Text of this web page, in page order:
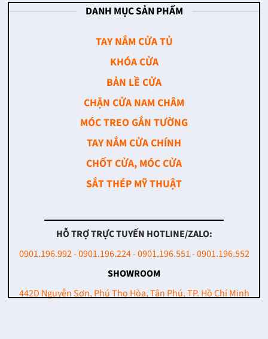
DANH MỤC SẢN PHẨM
TAY NẮM CỬA TỦ
KHÓA CỬA
BẢN LỀ CỬA
CHẶN CỬA NAM CHÂM
MÓC TREO GẮN TƯỜNG
TAY NẮM CỬA CHÍNH
CHỐT CỬA, MÓC CỬA
SẮT THÉP MỸ THUẬT
HỖ TRỢ TRỰC TUYẾN HOTLINE/ZALO:
0901.196.992 - 0901.196.224 - 0901.196.551 - 0901.196.552
SHOWROOM
442D Nguyễn Sơn, Phú Thọ Hòa, Tân Phú, TP. Hồ Chí Minh